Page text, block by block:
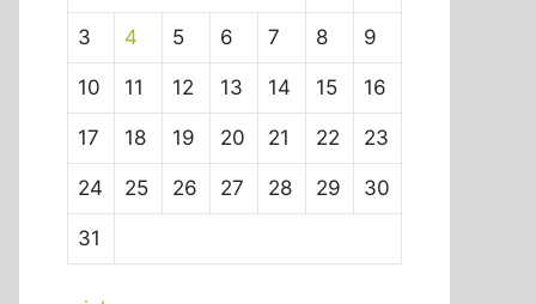
3 4 5 6 7 8 9
10 11 12 13 14 15 16
17 18 19 20 21 22 23
24 25 26 27 28 29 30
31